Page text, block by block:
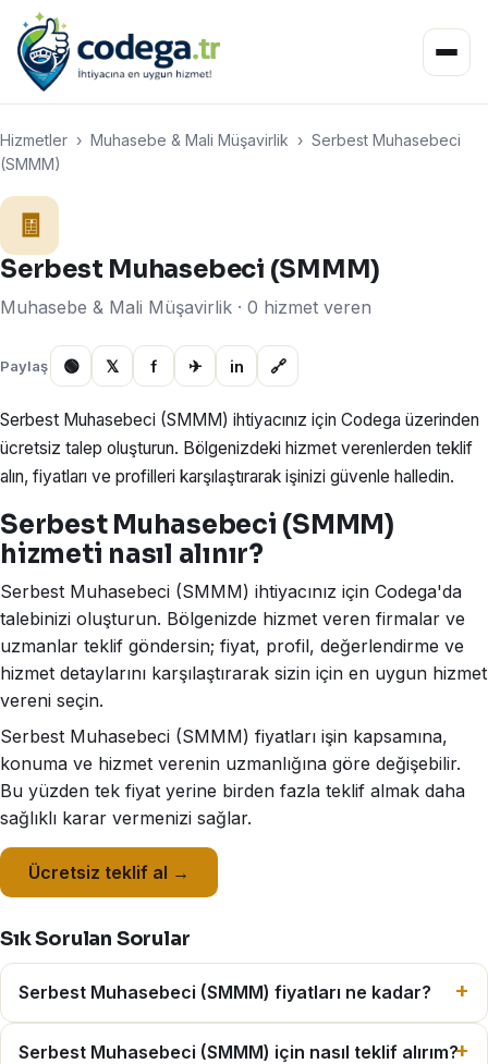
Hizmetler › Muhasebe & Mali Müşavirlik › Serbest Muhasebeci
(SMMM)
🧾
Serbest Muhasebeci (SMMM)
Muhasebe & Mali Müşavirlik · 0 hizmet veren
Paylaş 🟢 𝕏 f ✈ in 🔗
Serbest Muhasebeci (SMMM) ihtiyacınız için Codega üzerinden
ücretsiz talep oluşturun. Bölgenizdeki hizmet verenlerden teklif
alın, fiyatları ve profilleri karşılaştırarak işinizi güvenle halledin.
Serbest Muhasebeci (SMMM)
hizmeti nasıl alınır?
Serbest Muhasebeci (SMMM) ihtiyacınız için Codega'da
talebinizi oluşturun. Bölgenizde hizmet veren firmalar ve
uzmanlar teklif göndersin; fiyat, profil, değerlendirme ve
hizmet detaylarını karşılaştırarak sizin için en uygun hizmet
vereni seçin.
Serbest Muhasebeci (SMMM) fiyatları işin kapsamına,
konuma ve hizmet verenin uzmanlığına göre değişebilir.
Bu yüzden tek fiyat yerine birden fazla teklif almak daha
sağlıklı karar vermenizi sağlar.
Ücretsiz teklif al →
Sık Sorulan Sorular
Serbest Muhasebeci (SMMM) fiyatları ne kadar?
Serbest Muhasebeci (SMMM) için nasıl teklif alırım?